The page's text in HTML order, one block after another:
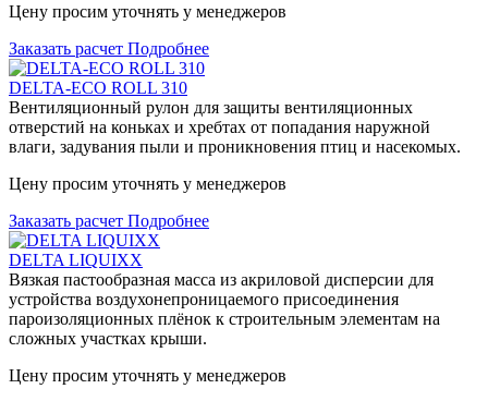
Цену просим уточнять у менеджеров
Заказать расчет Подробнее
DELTA-ECO ROLL 310
Вентиляционный рулон для защиты вентиляционных
отверстий на коньках и хребтах от попадания наружной
влаги, задувания пыли и проникновения птиц и насекомых.
Цену просим уточнять у менеджеров
Заказать расчет Подробнее
DELTA LIQUIXX
Вязкая пастообразная масса из акриловой дисперсии для
устройства воздухонепроницаемого присоединения
пароизоляционных плёнок к строительным элементам на
сложных участках крыши.
Цену просим уточнять у менеджеров